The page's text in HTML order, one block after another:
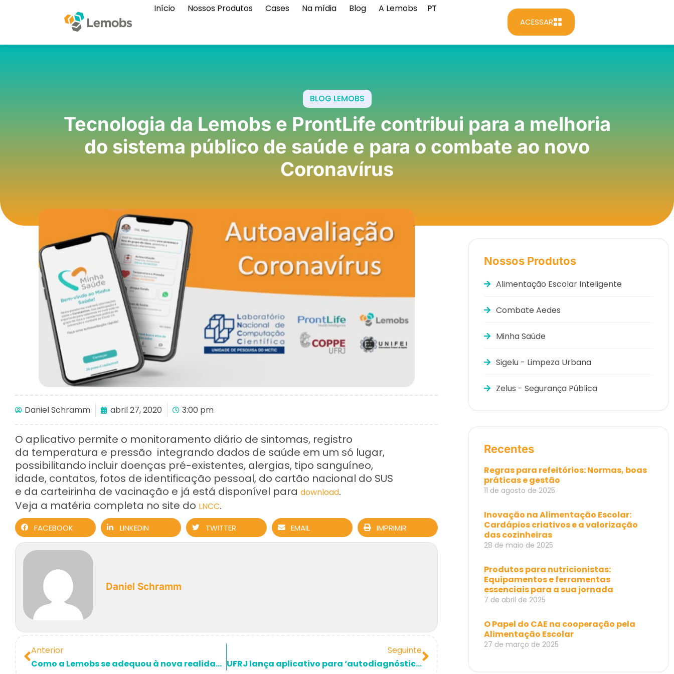
Início Nossos Produtos Cases Na mídia Blog A Lemobs PT
ACESSAR
BLOG LEMOBS
Tecnologia da Lemobs e ProntLife contribui para a melhoria
do sistema público de saúde e para o combate ao novo
Coronavírus
Daniel Schramm abril 27, 2020 3:00 pm
O aplicativo permite o monitoramento diário de sintomas, registro
da temperatura e pressão integrando dados de saúde em um só lugar,
possibilitando incluir doenças pré-existentes, alergias, tipo sanguíneo,
idade, contatos, fotos de identificação pessoal, do cartão nacional do SUS
e da carteirinha de vacinação e já está disponível para download.
Veja a matéria completa no site do LNCC.
FACEBOOK LINKEDIN TWITTER EMAIL IMPRIMIR
Daniel Schramm
Anterior
Como a Lemobs se adequou à nova realidade e o que podemos aprender com isso
Seguinte
UFRJ lança aplicativo para ‘autodiagnóstico’ de Covid-19
Nossos Produtos
Alimentação Escolar Inteligente
Combate Aedes
Minha Saúde
Sigelu - Limpeza Urbana
Zelus - Segurança Pública
Recentes
Regras para refeitórios: Normas, boas
práticas e gestão
11 de agosto de 2025
Inovação na Alimentação Escolar:
Cardápios criativos e a valorização
das cozinheiras
28 de maio de 2025
Produtos para nutricionistas:
Equipamentos e ferramentas
essenciais para a sua jornada
7 de abril de 2025
O Papel do CAE na cooperação pela
Alimentação Escolar
27 de março de 2025